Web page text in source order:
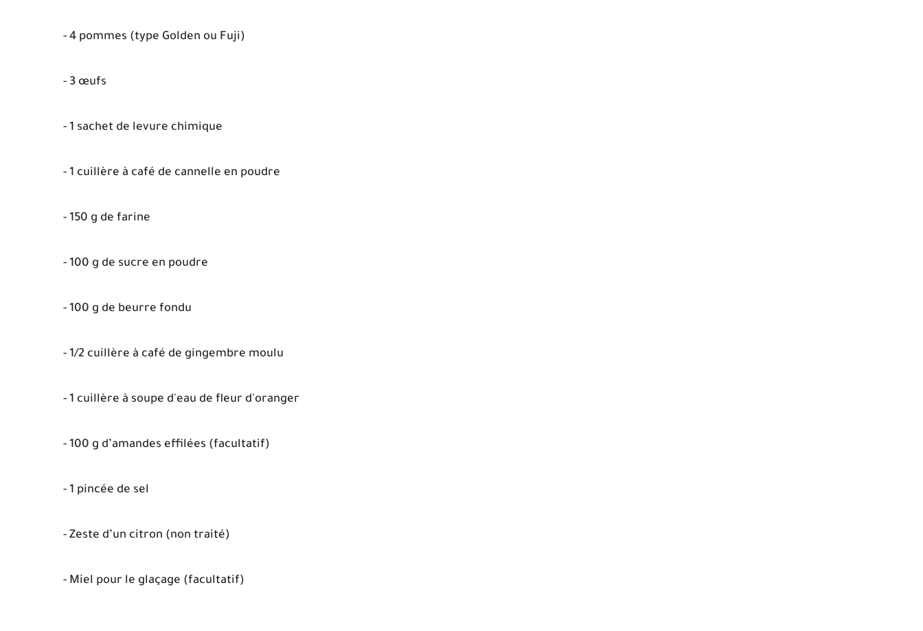
- 4 pommes (type Golden ou Fuji)
- 3 œufs
- 1 sachet de levure chimique
- 1 cuillère à café de cannelle en poudre
- 150 g de farine
- 100 g de sucre en poudre
- 100 g de beurre fondu
- 1/2 cuillère à café de gingembre moulu
- 1 cuillère à soupe d'eau de fleur d'oranger
- 100 g d’amandes effilées (facultatif)
- 1 pincée de sel
- Zeste d’un citron (non traité)
- Miel pour le glaçage (facultatif)